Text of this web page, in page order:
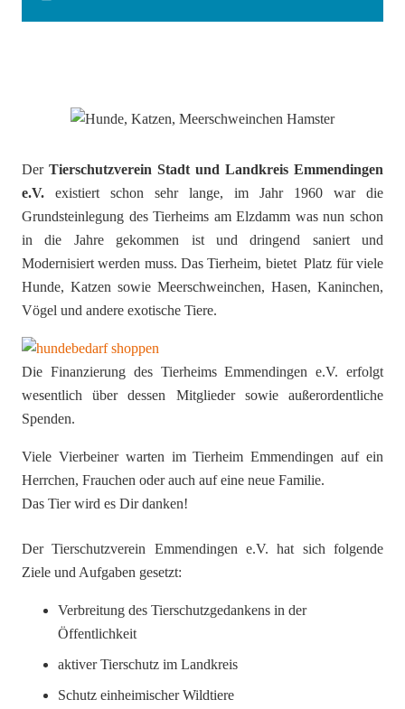
Der Tierschutzverein Stadt und Landkreis Emmendingen
e.V. existiert schon sehr lange, im Jahr 1960 war die
Grundsteinlegung des Tierheims am Elzdamm was nun schon
in die Jahre gekommen ist und dringend saniert und
Modernisiert werden muss. Das Tierheim, bietet Platz für viele
Hunde, Katzen sowie Meerschweinchen, Hasen, Kaninchen,
Vögel und andere exotische Tiere.
Die Finanzierung des Tierheims Emmendingen e.V. erfolgt
wesentlich über dessen Mitglieder sowie außerordentliche
Spenden.
Viele Vierbeiner warten im Tierheim Emmendingen auf ein
Herrchen, Frauchen oder auch auf eine neue Familie.
Das Tier wird es Dir danken!
Der Tierschutzverein Emmendingen e.V. hat sich folgende
Ziele und Aufgaben gesetzt:
Verbreitung des Tierschutzgedankens in der
Öffentlichkeit
aktiver Tierschutz im Landkreis
Schutz einheimischer Wildtiere